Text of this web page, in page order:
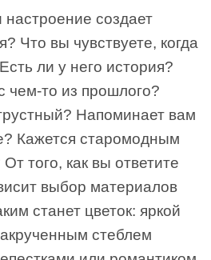
создает
Что вы чувствуете, когда
ли у него история?
чем-то из прошлого?
Напоминает вам
Кажется старомодным
того, как вы ответите
выбор материалов
станет цветок: яркой
стеблем